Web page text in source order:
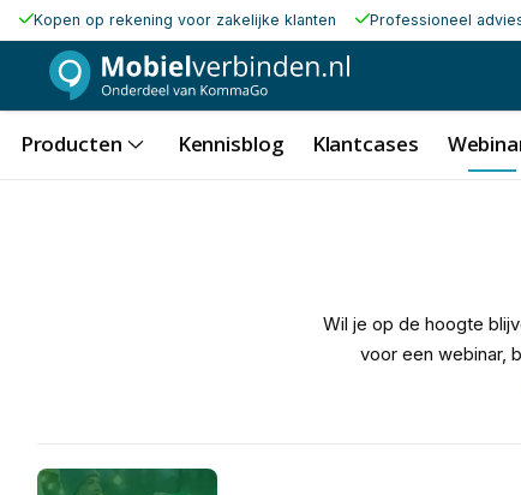
Kopen op rekening voor zakelijke klanten Professioneel
Producten Kennisblog Klantcases
Wil je op de hoogte
voor een webinar,